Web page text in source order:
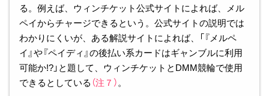
る。例えば、ウィンチケット公式サイトによれば、メル
ペイからチャージできるという。公式サイトの説明では
わかりにくいが、ある解説サイトによれば、「『メルペ
イ』や『ペイディ』の後払い系カードはギャンブルに利用
可能か!?」と題して、ウィンチケットとDMM競輪で使用
できるとしている （注７）。